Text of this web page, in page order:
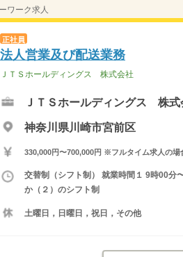
ワーク求人
正社員
法人営業及び配送業務
ＪＴＳホールディングス 株式会社
ＪＴＳホールディングス 株式
神奈川県川崎市宮前区
330,000円〜700,000円 ※フルタイム求人の場
交替制（シフト制） 就業時間１ 9時00分
か（２）のシフト制
土曜日，日曜日，祝日，その他